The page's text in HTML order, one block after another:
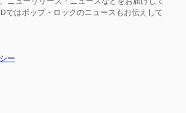
ではポップ・ロックのニュースもお伝えして
ー